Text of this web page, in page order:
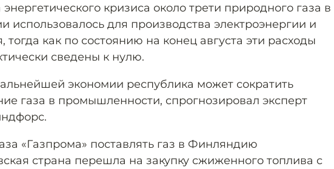
кризиса около трети природного газа в
использовалось для производства электроэнергии и
тогда как по состоянию на конец августа эти расходы
сведены к нулю.
экономии республика может сократить
газа в промышленности, спрогнозировал эксперт
«Газпрома» поставлять газ в Финляндию
страна перешла на закупку сжиженного топлива с